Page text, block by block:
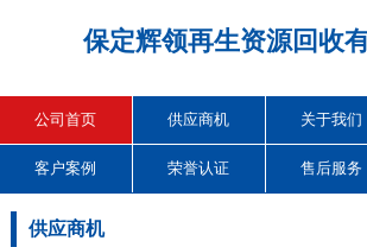
保定辉领再生资源回收
公司首页 供应商机 关于我们
客户案例 荣誉认证 售后服务
供应商机